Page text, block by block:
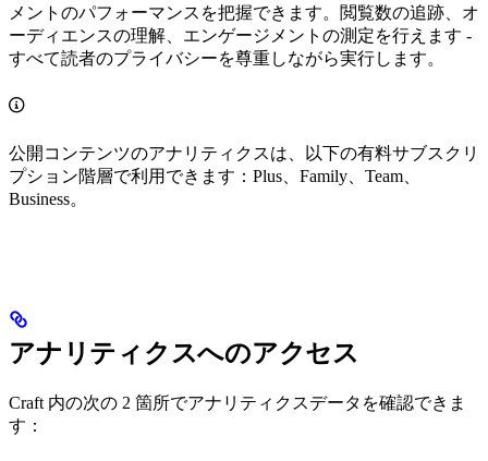
メントのパフォーマンスを把握できます。閲覧数の追跡、オ
ーディエンスの理解、エンゲージメントの測定を行えます -
すべて読者のプライバシーを尊重しながら実行します。
公開コンテンツのアナリティクスは、以下の有料サブスクリ
プション階層で利用できます：Plus、Family、Team、
Business。
アナリティクスへのアクセス
Craft 内の次の 2 箇所でアナリティクスデータを確認できま
す：